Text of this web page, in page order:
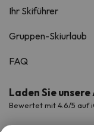
Ihr Skiführer
Gruppen-Skiurlaub
FAQ
Laden Sie
Bewertet mit 4.6/5 auf